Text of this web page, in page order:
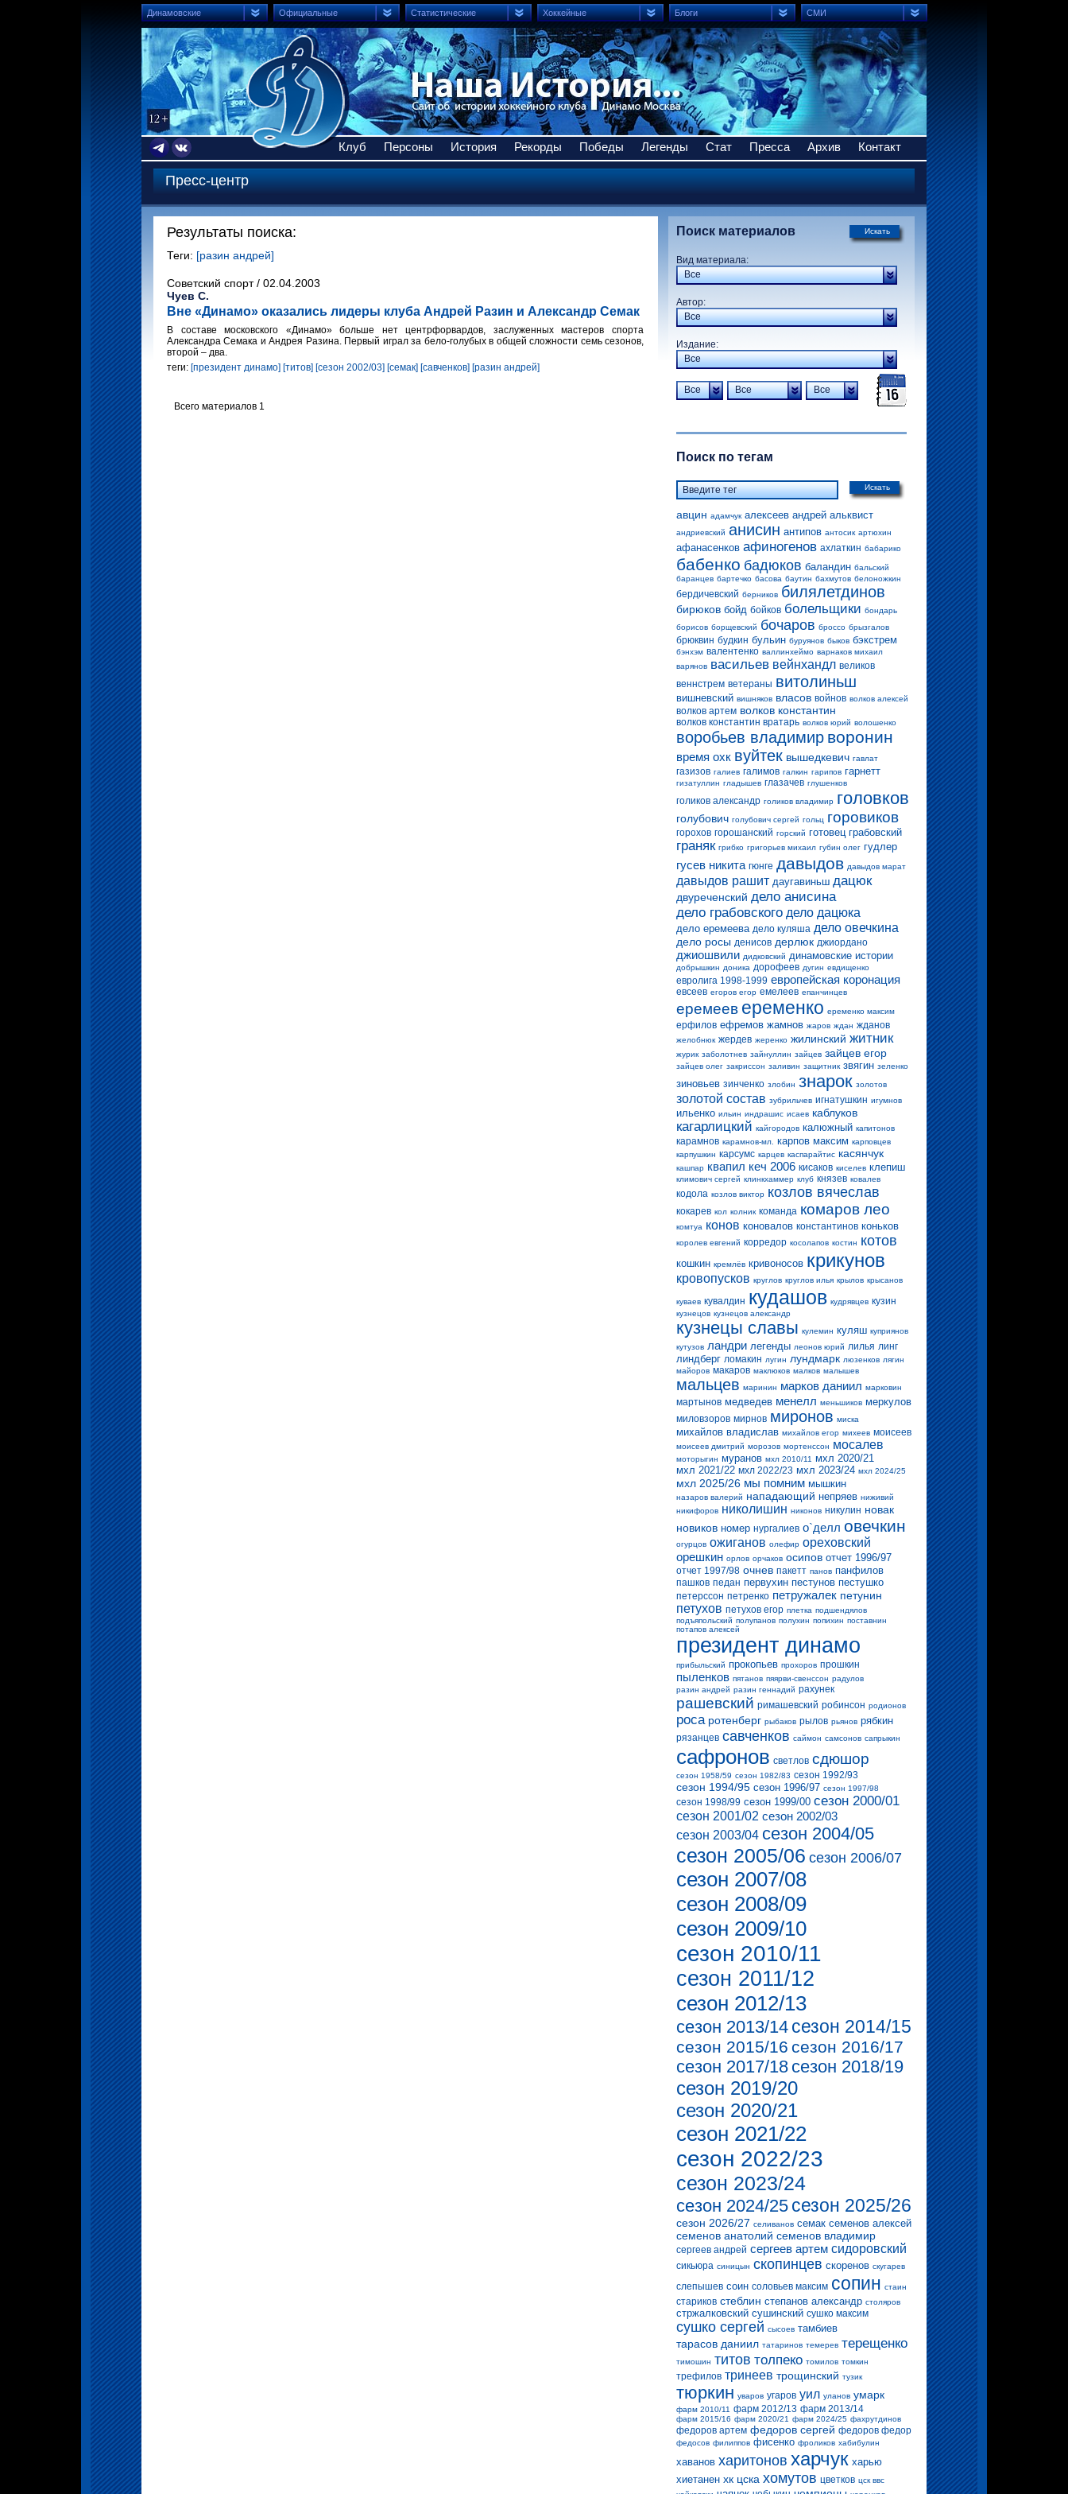
Динамовские Официальные Статистические Хоккейные Блоги СМИ
Клуб Персоны История Рекорды Победы Легенды Стат Пресса Архив Контакт
Пресс-центр
Результаты поиска:
Теги: [разин андрей]
Советский спорт / 02.04.2003
Чуев С.
Вне «Динамо» оказались лидеры клуба Андрей Разин и Александр Семак
В составе московского «Динамо» больше нет центрфорвардов, заслуженных мастеров спорта
Александра Семака и Андрея Разина. Первый играл за бело-голубых в общей сложности семь сезонов,
второй – два.
теги: [президент динамо] [титов] [сезон 2002/03] [семак] [савченков] [разин андрей]
Всего материалов 1
Искать
Поиск материалов
Вид материала:
Все
Автор:
Все
Издание:
Все
Все Все Все
Поиск по тегам
Искать
авцин адамчук алексеев андрей альквист
андриевский анисин антипов антосик артюхин
афанасенков афиногенов ахлаткин бабарико
бабенко бадюков баландин бальский
баранцев бартечко басова баутин бахмутов белоножкин
бердичевский берников билялетдинов
бирюков бойд бойков болельщики бондарь
борисов борщевский бочаров броссо брызгалов
брюквин будкин бульин буруянов быков бэкстрем
бэнхэм валентенко валлинхеймо варнаков михаил
варянов васильев вейнхандл великов
веннстрем ветераны витолиньш
вишневский вишняков власов войнов волков алексей
волков артем волков константин
волков константин вратарь волков юрий волошенко
воробьев владимир воронин
время охк вуйтек вышедкевич гавлат
газизов галиев галимов галкин гарипов гарнетт
гизатуллин гладышев глазачев глушенков
голиков александр голиков владимир головков
голубович голубович сергей гольц горовиков
горохов горошанский горский готовец грабовский
граняк грибко григорьев михаил губин олег гудлер
гусев никита гюнге давыдов давыдов марат
давыдов рашит даугавиньш дацюк
двуреченский дело анисина
дело грабовского дело дацюка
дело еремеева дело куляша дело овечкина
дело росы денисов дерлюк джиордано
джиошвили дидковский динамовские истории
добрышкин доника дорофеев дугин евдищенко
евролига 1998-1999 европейская коронация
евсеев егоров егор емелеев епанчинцев
еремеев еременко еременко максим
ерфилов ефремов жамнов жаров ждан жданов
желобнюк жердев жеренко жилинский житник
журик заболотнев зайнуллин зайцев зайцев егор
зайцев олег закриссон заливин защитник звягин зеленко
зиновьев зинченко злобин знарок золотов
золотой состав зубрильчев игнатушкин игумнов
ильенко ильин индрашис исаев каблуков
кагарлицкий кайгородов калюжный капитонов
карамнов карамнов-мл. карпов максим карповцев
карпушкин карсумс карцев каспарайтис касянчук
кашпар квапил кеч 2006 кисаков киселев клепиш
климович сергей клинкхаммер клуб князев ковалев
кодола козлов виктор козлов вячеслав
кокарев кол колник команда комаров лео
комтуа конов коновалов константинов коньков
королев евгений корредор косолапов костин котов
кошкин кремлёв кривоносов крикунов
кровопусков круглов круглов илья крылов крысанов
куваев кувалдин кудашов кудрявцев кузин
кузнецов кузнецов александр
кузнецы славы кулемин куляш куприянов
кутузов ландри легенды леонов юрий лилья линг
линдберг ломакин лугин лундмарк люзенков лягин
майоров макаров маклюков малков малышев
мальцев маринин марков даниил марковин
мартынов медведев менелл меньшиков меркулов
миловзоров мирнов миронов миска
михайлов владислав михайлов егор михеев моисеев
моисеев дмитрий морозов мортенссон мосалев
моторыгин муранов мхл 2010/11 мхл 2020/21
мхл 2021/22 мхл 2022/23 мхл 2023/24 мхл 2024/25
мхл 2025/26 мы помним мышкин
назаров валерий нападающий непряев ниживий
никифоров николишин никонов никулин новак
новиков номер нургалиев о`делл овечкин
огурцов ожиганов олефир ореховский
орешкин орлов орчаков осипов отчет 1996/97
отчет 1997/98 очнев пакетт панов панфилов
пашков педан первухин пестунов пестушко
петерссон петренко петружалек петунин
петухов петухов егор плетка подшендялов
подъяпольский полупанов полухин попихин поставнин
потапов алексей
президент динамо
прибыльский прокопьев прохоров прошкин
пыленков пятанов пяярви-свенссон радулов
разин андрей разин геннадий рахунек
рашевский римашевский робинсон родионов
роса ротенберг рыбаков рылов рьянов рябкин
рязанцев савченков саймон самсонов сапрыкин
сафронов светлов сдюшор
сезон 1958/59 сезон 1982/83 сезон 1992/93
сезон 1994/95 сезон 1996/97 сезон 1997/98
сезон 1998/99 сезон 1999/00 сезон 2000/01
сезон 2001/02 сезон 2002/03
сезон 2003/04 сезон 2004/05
сезон 2005/06 сезон 2006/07
сезон 2007/08
сезон 2008/09
сезон 2009/10
сезон 2010/11
сезон 2011/12
сезон 2012/13
сезон 2013/14 сезон 2014/15
сезон 2015/16 сезон 2016/17
сезон 2017/18 сезон 2018/19
сезон 2019/20
сезон 2020/21
сезон 2021/22
сезон 2022/23
сезон 2023/24
сезон 2024/25 сезон 2025/26
сезон 2026/27 селиванов семак семенов алексей
семенов анатолий семенов владимир
сергеев андрей сергеев артем сидоровский
сикьюра синицын скопинцев скоренов скугарев
слепышев соин соловьев максим сопин стаин
стариков стеблин степанов александр столяров
стржалковский сушинский сушко максим
сушко сергей сысоев тамбиев
тарасов даниил татаринов темерев терещенко
тимошин титов толпеко томилов томкин
трефилов тринеев трощинский тузик
тюркин уваров угаров уил уланов умарк
фарм 2010/11 фарм 2012/13 фарм 2013/14
фарм 2015/16 фарм 2020/21 фарм 2024/25 фахрутдинов
федоров артем федоров сергей федоров федор
федосов филиппов фисенко фроликов хабибулин
хаванов харитонов харчук харью
хиетанен хк цска хомутов цветков цск ввс